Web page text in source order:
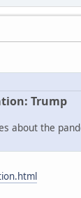
Trump
about the